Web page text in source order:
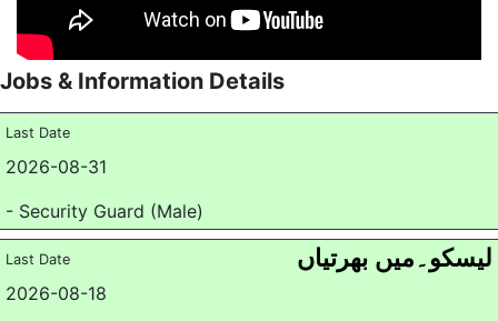
Jobs & Information Details
Last Date
2026-08-31
- Security Guard (Male)
Last Date
2026-08-18
لیسکو۔میں بھرتیاں